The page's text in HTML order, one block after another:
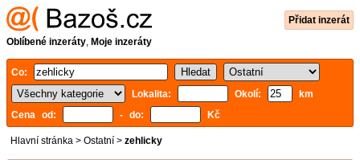
Přidat inzerát
Oblíbené inzeráty, Moje inzeráty
Co:
Lokalita:
Okolí:
km
Cena od:
- do: Kč
Hlavní stránka > Ostatní > zehlicky